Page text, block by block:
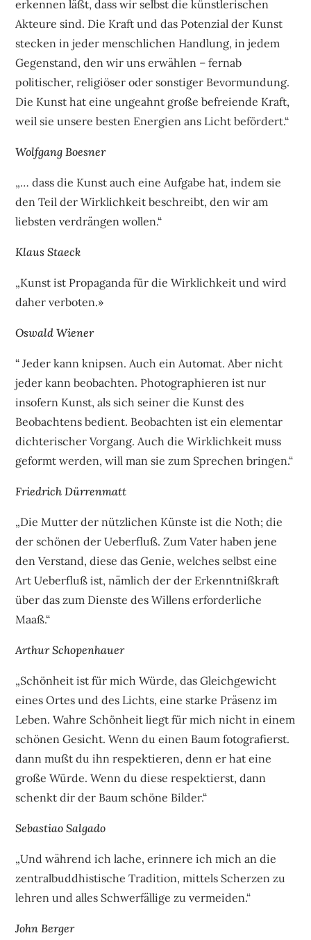
erkennen läßt, dass wir selbst die künstlerischen
Akteure sind. Die Kraft und das Potenzial der Kunst
stecken in jeder menschlichen Handlung, in jedem
Gegenstand, den wir uns erwählen – fernab
politischer, religiöser oder sonstiger Bevormundung.
Die Kunst hat eine ungeahnt große befreiende Kraft,
weil sie unsere besten Energien ans Licht befördert.“
Wolfgang Boesner
„… dass die Kunst auch eine Aufgabe hat, indem sie
den Teil der Wirklichkeit beschreibt, den wir am
liebsten verdrängen wollen.“
Klaus Staeck
„Kunst ist Propaganda für die Wirklichkeit und wird
daher verboten.»
Oswald Wiener
“ Jeder kann knipsen. Auch ein Automat. Aber nicht
jeder kann beobachten. Photographieren ist nur
insofern Kunst, als sich seiner die Kunst des
Beobachtens bedient. Beobachten ist ein elementar
dichterischer Vorgang. Auch die Wirklichkeit muss
geformt werden, will man sie zum Sprechen bringen.“
Friedrich Dürrenmatt
„Die Mutter der nützlichen Künste ist die Noth; die
der schönen der Ueberfluß. Zum Vater haben jene
den Verstand, diese das Genie, welches selbst eine
Art Ueberfluß ist, nämlich der der Erkenntnißkraft
über das zum Dienste des Willens erforderliche
Maaß.“
Arthur Schopenhauer
„Schönheit ist für mich Würde, das Gleichgewicht
eines Ortes und des Lichts, eine starke Präsenz im
Leben. Wahre Schönheit liegt für mich nicht in einem
schönen Gesicht. Wenn du einen Baum fotografierst.
dann mußt du ihn respektieren, denn er hat eine
große Würde. Wenn du diese respektierst, dann
schenkt dir der Baum schöne Bilder.“
Sebastiao Salgado
„Und während ich lache, erinnere ich mich an die
zentralbuddhistische Tradition, mittels Scherzen zu
lehren und alles Schwerfällige zu vermeiden.“
John Berger